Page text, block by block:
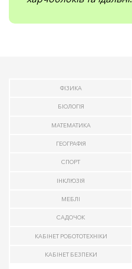
ФІЗИКА
БІОЛОГІЯ
МАТЕМАТИКА
ГЕОГРАФІЯ
СПОРТ
ІНКЛЮЗІЯ
МЕБЛІ
САДОЧОК
КАБІНЕТ РОБОТОТЕХНІКИ
КАБІНЕТ БЕЗПЕКИ